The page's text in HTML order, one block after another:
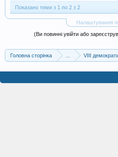
Показано теми з 1 по 2 з 2
Налаштування
(Ви повинні увійти або
Головна сторінка VIII